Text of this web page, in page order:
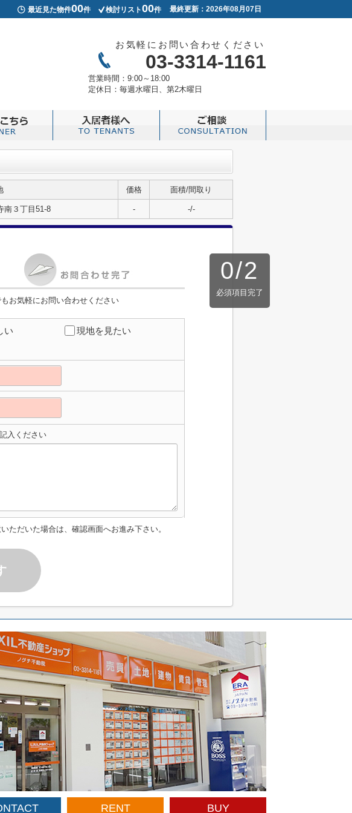
最近見た物件00件 検討リスト00件 最終更新：2026年08月07日
お気軽にお問い合わせください
03-3314-1161
営業時間： 9:00～18:00
定休日： 毎週水曜日、第2木曜日
価格 面積/間取り
南３丁目51-8 - -/-
0/2
必須項目完了
お気軽にお問い合わせください
い
現地を見たい
入ください
ただいた場合は、確認画面へお進み下さい。
RENT BUY